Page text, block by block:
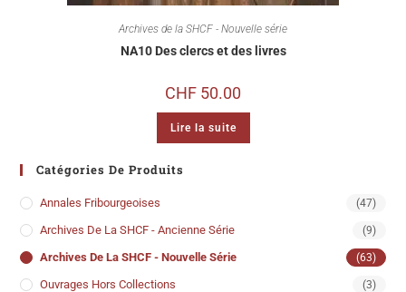
Archives de la SHCF - Nouvelle série
NA10 Des clercs et des livres
CHF 50.00
Lire la suite
Catégories De Produits
Annales Fribourgeoises (47)
Archives De La SHCF - Ancienne Série (9)
Archives De La SHCF - Nouvelle Série (63)
Ouvrages Hors Collections (3)